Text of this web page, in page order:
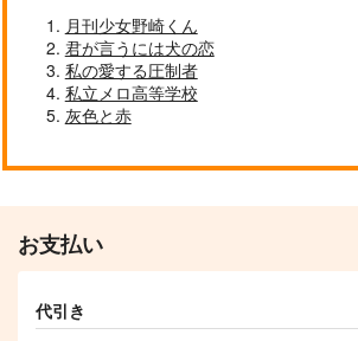
月刊少女野崎くん
君が言うには犬の恋
私の愛する圧制者
私立メロ高等学校
灰色と赤
お支払い
代引き